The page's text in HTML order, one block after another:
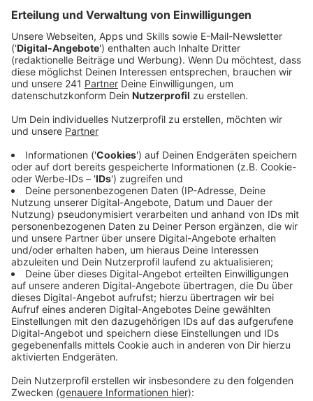
Anzeige
Bußgeld vom Ordnungsdienst droht
Zusätzlich dürfen Minderjährige bei uns kein Lachgas
mehr konsumieren, sonst gibt es ein Bußgeld vom
Kommunalen Ordnungsdienst. Diese Regeln schreibt
eine neue Verordnung vor, die der Stadtrat auf den
Weg gebracht hatte.
Anzeige
Bund plant Einschränkungen bei Lachgas
Anzeige
Lachgas wurde zunehmend vor allem an Kiosken
verkauft und dann für den schnellen Kick auch von